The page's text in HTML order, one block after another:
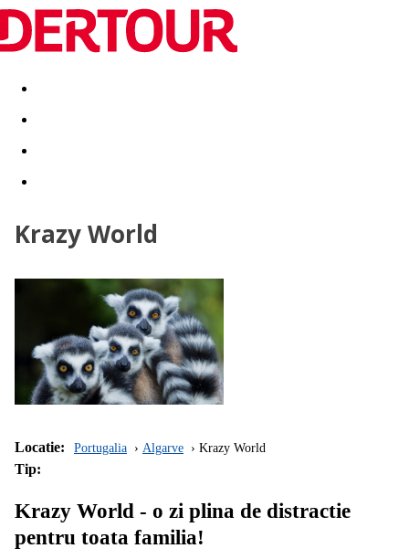
Destinatii Vacanta perfecta OFERTE DE NERATAT
Krazy World
Locatie: Portugalia Algarve Krazy World
Tip:
Krazy World - o zi plina de distractie
pentru toata familia!